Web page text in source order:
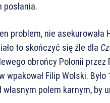
problem, nie
to skończyć się źle dla
obrońcy Polonii
wpakował Filip Wolski. Było
własnym polem karnym,